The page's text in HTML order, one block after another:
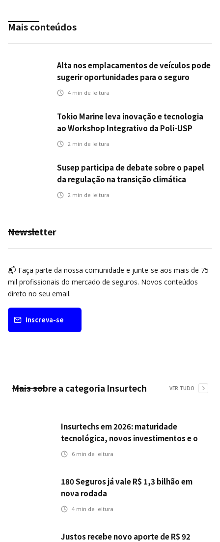
Mais conteúdos
Alta nos emplacamentos de veículos pode
sugerir oportunidades para o seguro
automotivo
4 min de leitura
Tokio Marine leva inovação e tecnologia
ao Workshop Integrativo da Poli-USP
2 min de leitura
Susep participa de debate sobre o papel
da regulação na transição climática
2 min de leitura
Newsletter
📬 Faça parte da nossa comunidade e junte-se aos mais de 75
mil profissionais do mercado de seguros. Novos conteúdos
direto no seu email.
Inscreva-se
Mais sobre a categoria Insurtech VER TUDO
Insurtechs em 2026: maturidade
tecnológica, novos investimentos e o
teste da resiliência
6 min de leitura
180 Seguros já vale R$ 1,3 bilhão em
nova rodada
4 min de leitura
Justos recebe novo aporte de R$ 92